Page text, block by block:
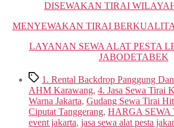
DISEWAKAN TIRAI
MENYEWAKAN TIRAI
LAYANAN SEWA ALAT PESTA
JABODETABEK
Tags1. Rental Backdrop Panggung
AHM Karawang, 4. Jasa Sewa Tirai
Warna Jakarta, Gudang Sewa Tirai
Ciputat Tanggerang, HARGA SEWA
event jakarta, jasa sewa alat pesta